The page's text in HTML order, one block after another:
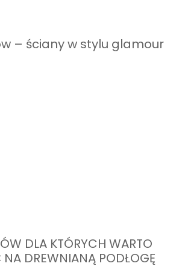
– ściany w stylu glamour
DLA KTÓRYCH WARTO
NA DREWNIANĄ PODŁOGĘ